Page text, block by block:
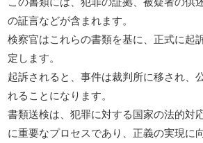
の証言などが含まれます。
検察官はこれらの書類を基に、正式に起
定します。
起訴されると、事件は裁判所に移され、
れることになります。
書類送検は、犯罪に対する国家の法的対
に重要なプロセスであり、正義の実現に